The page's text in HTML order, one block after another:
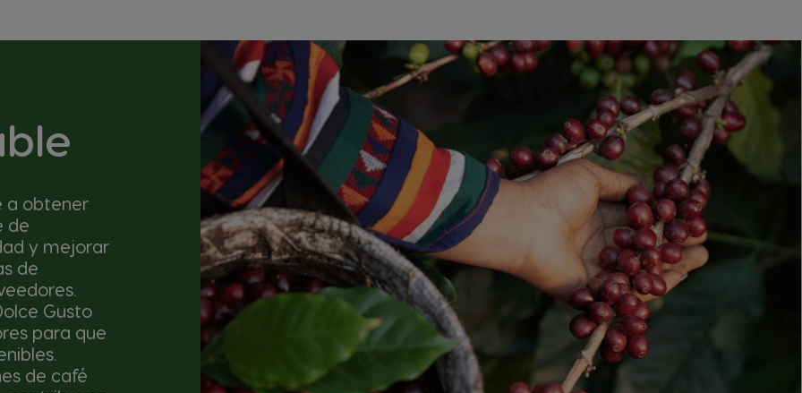
a obtener
de
y mejorar
de
Gusto
para que
de café